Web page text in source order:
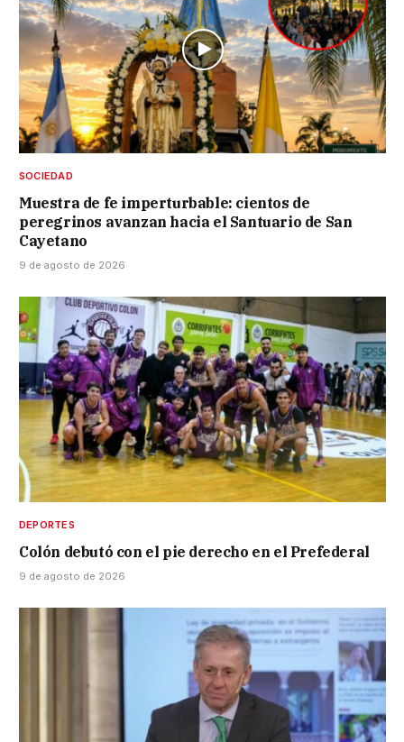
SOCIEDAD
Muestra de fe imperturbable: cientos de
peregrinos avanzan hacia el Santuario de San
Cayetano
9 de agosto de 2026
DEPORTES
Colón debutó con el pie derecho en el Prefederal
9 de agosto de 2026